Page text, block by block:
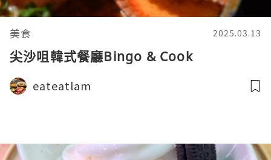
美食 2025.03.13
尖沙咀韓式餐廳Bingo & Cook
eateatlam